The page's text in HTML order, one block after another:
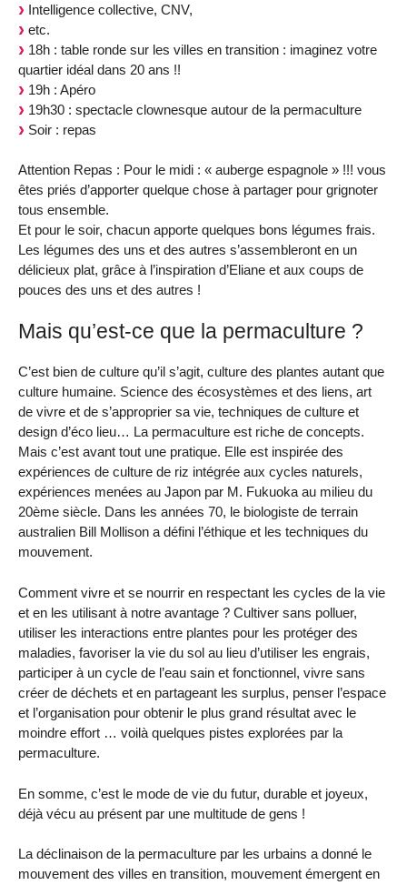
Intelligence collective, CNV,
etc.
18h : table ronde sur les villes en transition : imaginez votre
quartier idéal dans 20 ans !!
19h : Apéro
19h30 : spectacle clownesque autour de la permaculture
Soir : repas
Attention Repas : Pour le midi : « auberge espagnole » !!! vous
êtes priés d’apporter quelque chose à partager pour grignoter
tous ensemble.
Et pour le soir, chacun apporte quelques bons légumes frais.
Les légumes des uns et des autres s’assembleront en un
délicieux plat, grâce à l’inspiration d’Eliane et aux coups de
pouces des uns et des autres !
Mais qu’est-ce que la permaculture ?
C’est bien de culture qu’il s’agit, culture des plantes autant que
culture humaine. Science des écosystèmes et des liens, art
de vivre et de s’approprier sa vie, techniques de culture et
design d’éco lieu… La permaculture est riche de concepts.
Mais c’est avant tout une pratique. Elle est inspirée des
expériences de culture de riz intégrée aux cycles naturels,
expériences menées au Japon par M. Fukuoka au milieu du
20ème siècle. Dans les années 70, le biologiste de terrain
australien Bill Mollison a défini l’éthique et les techniques du
mouvement.
Comment vivre et se nourrir en respectant les cycles de la vie
et en les utilisant à notre avantage ? Cultiver sans polluer,
utiliser les interactions entre plantes pour les protéger des
maladies, favoriser la vie du sol au lieu d’utiliser les engrais,
participer à un cycle de l’eau sain et fonctionnel, vivre sans
créer de déchets et en partageant les surplus, penser l’espace
et l’organisation pour obtenir le plus grand résultat avec le
moindre effort … voilà quelques pistes explorées par la
permaculture.
En somme, c’est le mode de vie du futur, durable et joyeux,
déjà vécu au présent par une multitude de gens !
La déclinaison de la permaculture par les urbains a donné le
mouvement des villes en transition, mouvement émergent en